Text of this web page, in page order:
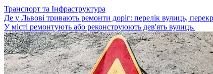
Транспорт та Інфраструктура
Де у Львові тривають ремонти доріг: перелік вулиць,
У місті ремонтують або реконструюють дев'ять вулиць.